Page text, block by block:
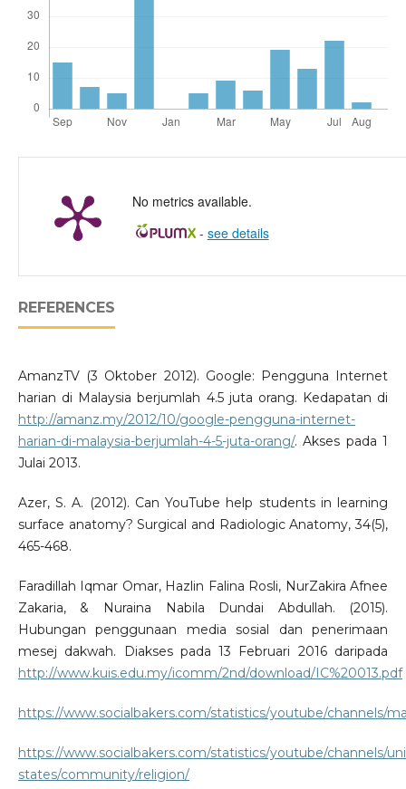
No metrics available.
- see details
REFERENCES
AmanzTV (3 Oktober 2012). Google: Pengguna Internet
harian di Malaysia berjumlah 4.5 juta orang. Kedapatan di
http://amanz.my/2012/10/google-pengguna-internet-
harian-di-malaysia-berjumlah-4-5-juta-orang/. Akses pada 1
Julai 2013.
Azer, S. A. (2012). Can YouTube help students in learning
surface anatomy? Surgical and Radiologic Anatomy, 34(5),
465-468.
Faradillah Iqmar Omar, Hazlin Falina Rosli, NurZakira Afnee
Zakaria, & Nuraina Nabila Dundai Abdullah. (2015).
Hubungan penggunaan media sosial dan penerimaan
mesej dakwah. Diakses pada 13 Februari 2016 daripada
http://www.kuis.edu.my/icomm/2nd/download/IC%20013.pdf
https://www.socialbakers.com/statistics/youtube/channels/
https://www.socialbakers.com/statistics/youtube/channels/
states/community/religion/